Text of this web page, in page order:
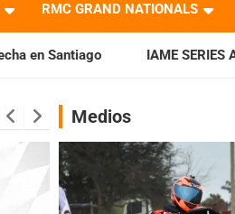
RMC GRAND NATIONALS
IAME SERIES ARGENTINA:
Medios